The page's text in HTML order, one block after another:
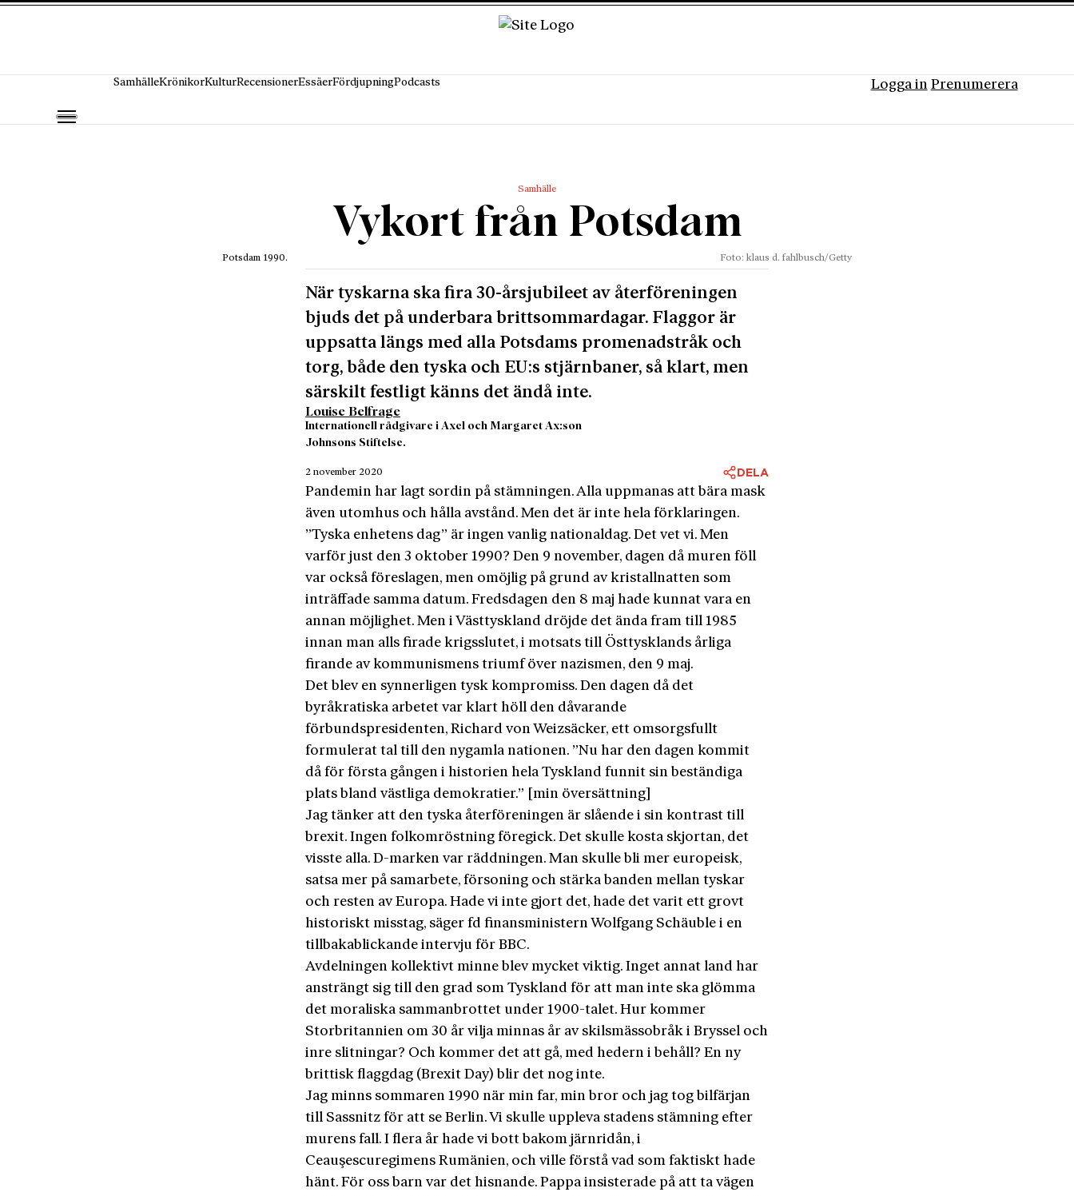
SamhälleKrönikorKulturRecensionerEssäerFördjupningPodcasts Logga in Prenumerera
Samhälle
Vykort från Potsdam
Potsdam 1990. Foto: klaus d. fahlbusch/Getty
När tyskarna ska fira 30-årsjubileet av återföreningen
bjuds det på underbara brittsommardagar. Flaggor är
uppsatta längs med alla Potsdams promenadstråk och
torg, både den tyska och EU:s stjärnbaner, så klart, men
särskilt festligt känns det ändå inte.
Louise Belfrage
Internationell rådgivare i Axel och Margaret Ax:son
Johnsons Stiftelse.
2 november 2020 DELA
Pandemin har lagt sordin på stämningen. Alla uppmanas att bära mask
även utomhus och hålla avstånd. Men det är inte hela förklaringen.
”Tyska enhetens dag” är ingen vanlig nationaldag. Det vet vi. Men
varför just den 3 oktober 1990? Den 9 november, dagen då muren föll
var också föreslagen, men omöjlig på grund av kristallnatten som
inträffade samma datum. Fredsdagen den 8 maj hade kunnat vara en
annan möjlighet. Men i Västtyskland dröjde det ända fram till 1985
innan man alls firade krigsslutet, i motsats till Östtysklands årliga
firande av kommunismens triumf över nazismen, den 9 maj.
Det blev en synnerligen tysk kompromiss. Den dagen då det
byråkratiska arbetet var klart höll den dåvarande
förbundspresidenten, Richard von Weizsäcker, ett omsorgsfullt
formulerat tal till den nygamla nationen. ”Nu har den dagen kommit
då för första gången i historien hela Tyskland funnit sin beständiga
plats bland västliga demokratier.” [min översättning]
Jag tänker att den tyska återföreningen är slående i sin kontrast till
brexit. Ingen folkomröstning föregick. Det skulle kosta skjortan, det
visste alla. D-marken var räddningen. Man skulle bli mer europeisk,
satsa mer på samarbete, försoning och stärka banden mellan tyskar
och resten av Europa. Hade vi inte gjort det, hade det varit ett grovt
historiskt misstag, säger fd finansministern Wolfgang Schäuble i en
tillbakablickande intervju för BBC.
Avdelningen kollektivt minne blev mycket viktig. Inget annat land har
ansträngt sig till den grad som Tyskland för att man inte ska glömma
det moraliska sammanbrottet under 1900-talet. Hur kommer
Storbritannien om 30 år vilja minnas år av skilsmässobråk i Bryssel och
inre slitningar? Och kommer det att gå, med hedern i behåll? En ny
brittisk flaggdag (Brexit Day) blir det nog inte.
Jag minns sommaren 1990 när min far, min bror och jag tog bilfärjan
till Sassnitz för att se Berlin. Vi skulle uppleva stadens stämning efter
murens fall. I flera år hade vi bott bakom järnridån, i
Ceauşescuregimens Rumänien, och ville förstå vad som faktiskt hade
hänt. För oss barn var det hisnande. Pappa insisterade på att ta vägen